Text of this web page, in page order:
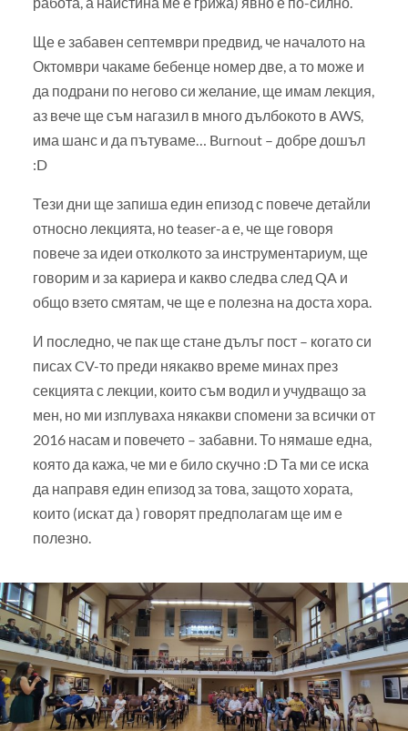
Ще е забавен септември предвид, че началото на
Октомври чакаме бебенце номер две, а то може и
да подрани по негово си желание, ще имам лекция,
аз вече ще съм нагазил в много дълбокото в AWS,
има шанс и да пътуваме… Burnout – добре дошъл
:D
Тези дни ще запиша един епизод с повече детайли
относно лекцията, но teaser-а е, че ще говоря
повече за идеи отколкото за инструментариум, ще
говорим и за кариера и какво следва след QA и
общо взето смятам, че ще е полезна на доста хора.
И последно, че пак ще стане дълъг пост – когато си
писах CV-то преди някакво време минах през
секцията с лекции, които съм водил и учудващо за
мен, но ми изплуваха някакви спомени за всички от
2016 насам и повечето – забавни. То нямаше една,
която да кажа, че ми е било скучно :D Та ми се иска
да направя един епизод за това, защото хората,
които (искат да ) говорят предполагам ще им е
полезно.